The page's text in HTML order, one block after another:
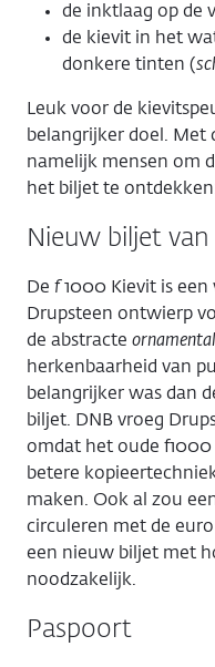
de inktlaag op de
de kievit in het
donkere tinten (
Leuk voor de
belangrijker doel. Met
namelijk mensen om
het biljet te
Nieuw biljet
De f1000 Kievit is een
Drupsteen ontwierp
de abstracte
herkenbaarheid van
belangrijker was dan
biljet. DNB vroeg
omdat het oude f1000
betere
maken. Ook al zou
circuleren met de
een nieuw biljet met
noodzakelijk.
Paspoort